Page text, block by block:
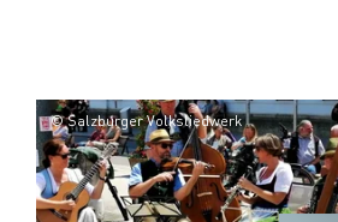
© Salzburger Volksliedwerk